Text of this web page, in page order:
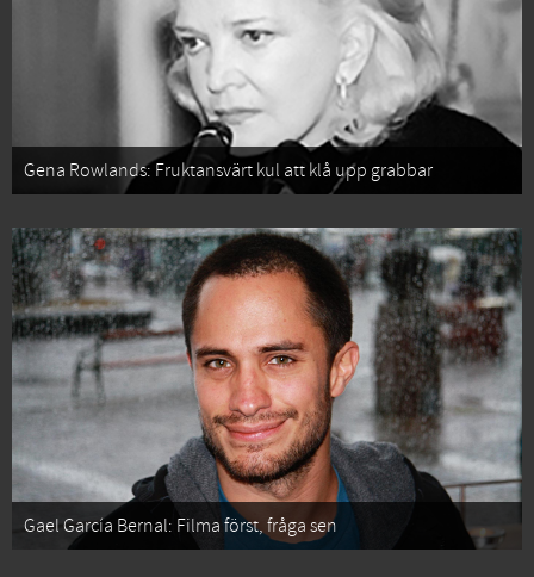
Gena Rowlands: Fruktansvärt kul att klå upp grabbar
Gael García Bernal: Filma först, fråga sen